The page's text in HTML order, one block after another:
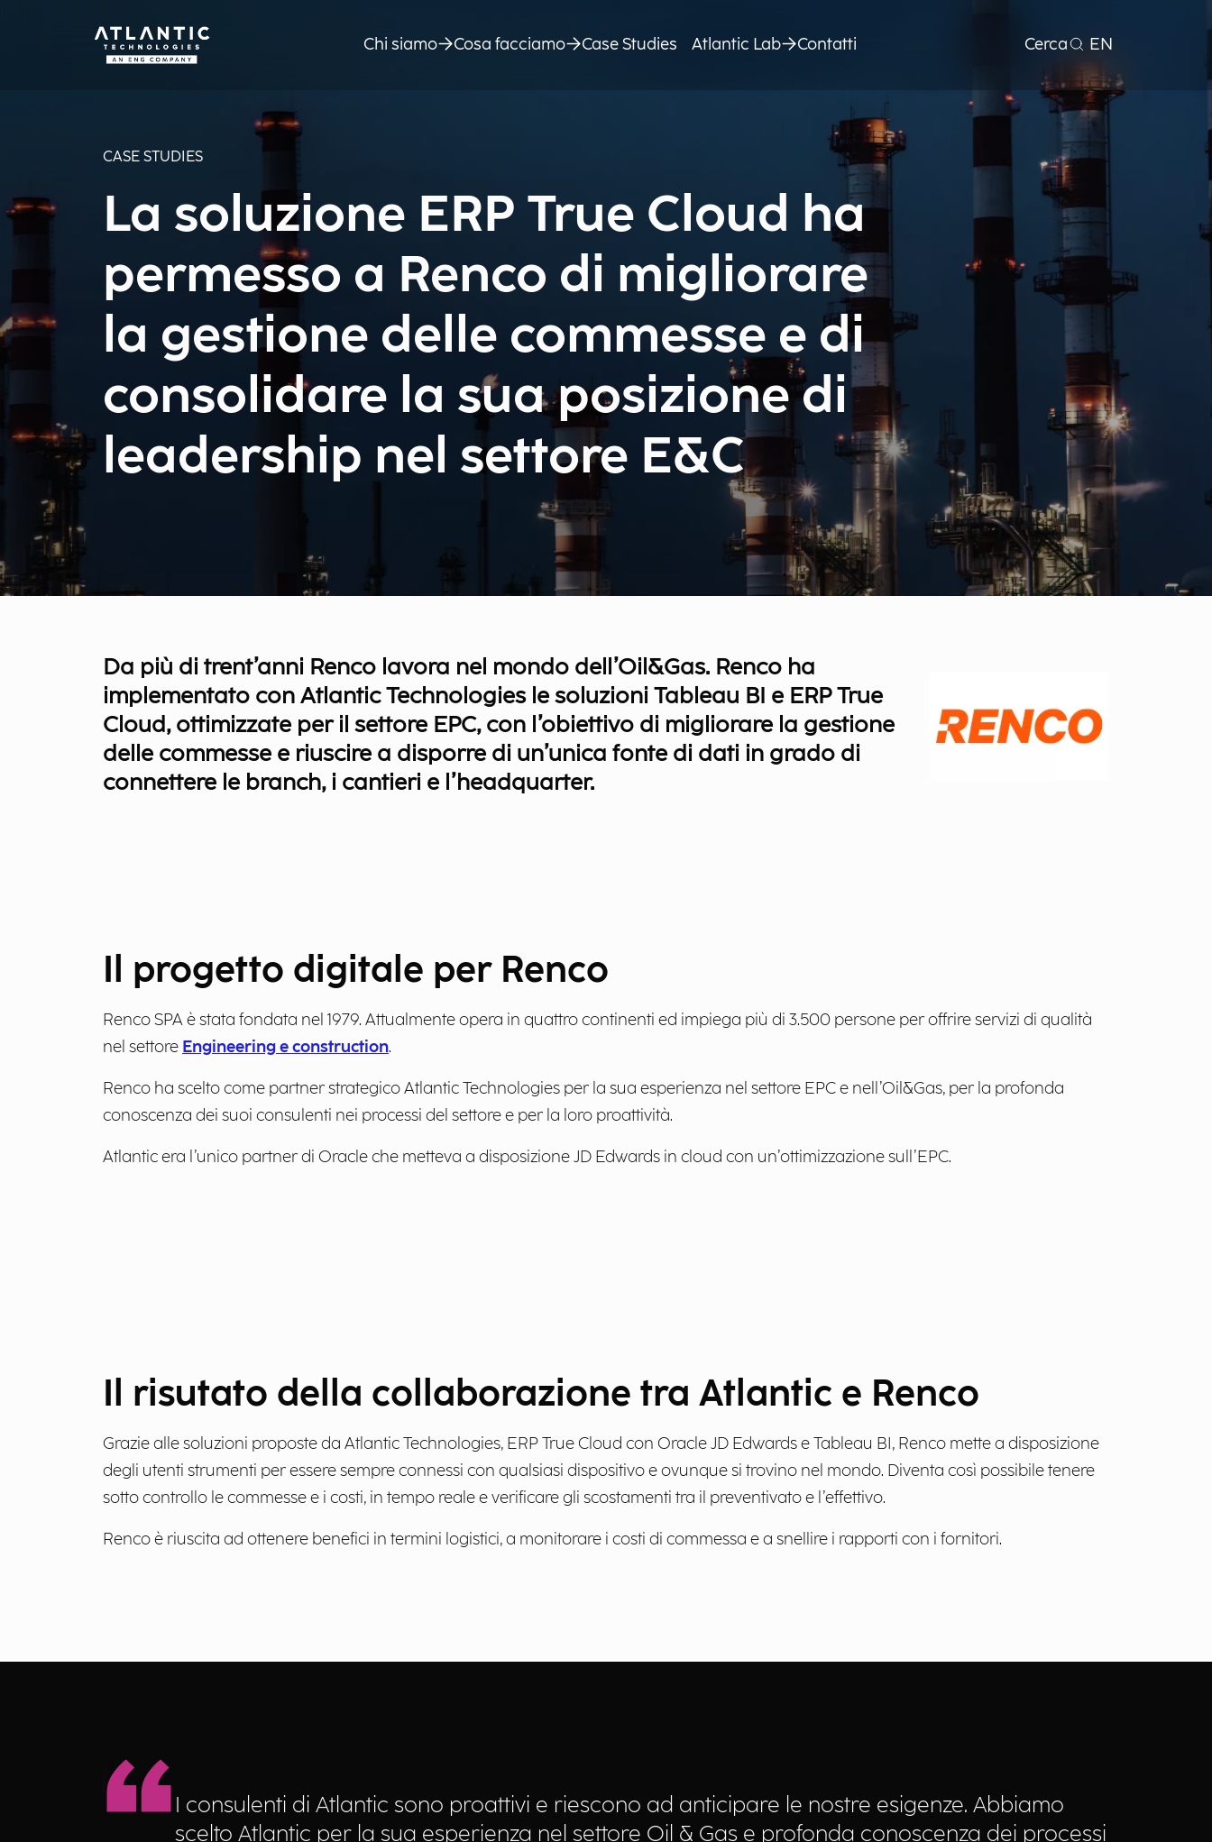
Chi siamo Cosa facciamo Case Studies Atlantic Lab Contatti Cerca EN
CASE STUDIES
La soluzione ERP True Cloud ha
permesso a Renco di migliorare
la gestione delle commesse e di
consolidare la sua posizione di
leadership nel settore E&C
Da più di trent’anni Renco lavora nel mondo dell’Oil&Gas. Renco ha
implementato con Atlantic Technologies le soluzioni Tableau BI e ERP True
Cloud, ottimizzate per il settore EPC, con l’obiettivo di migliorare la gestione
delle commesse e riuscire a disporre di un’unica fonte di dati in grado di
connettere le branch, i cantieri e l’headquarter.
Il progetto digitale per Renco
Renco SPA è stata fondata nel 1979. Attualmente opera in quattro continenti ed impiega più di 3.500 persone per offrire servizi di qualità
nel settore Engineering e construction.
Renco ha scelto come partner strategico Atlantic Technologies per la sua esperienza nel settore EPC e nell’Oil&Gas, per la profonda
conoscenza dei suoi consulenti nei processi del settore e per la loro proattività.
Atlantic era l’unico partner di Oracle che metteva a disposizione JD Edwards in cloud con un’ottimizzazione sull’EPC.
Il risutato della collaborazione tra Atlantic e Renco
Grazie alle soluzioni proposte da Atlantic Technologies, ERP True Cloud con Oracle JD Edwards e Tableau BI, Renco mette a disposizione
degli utenti strumenti per essere sempre connessi con qualsiasi dispositivo e ovunque si trovino nel mondo. Diventa così possibile tenere
sotto controllo le commesse e i costi, in tempo reale e verificare gli scostamenti tra il preventivato e l’effettivo.
Renco è riuscita ad ottenere benefici in termini logistici, a monitorare i costi di commessa e a snellire i rapporti con i fornitori.
I consulenti di Atlantic sono proattivi e riescono ad anticipare le nostre esigenze. Abbiamo
scelto Atlantic per la sua esperienza nel settore Oil & Gas e profonda conoscenza dei processi